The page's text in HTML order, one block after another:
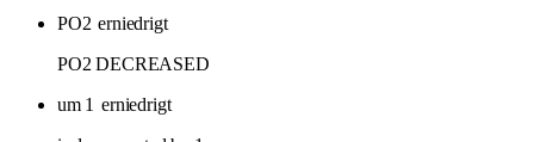
PO2 erniedrigt
PO2 DECREASED
um 1 erniedrigt